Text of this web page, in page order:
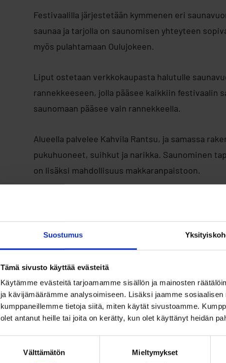
Suostumus
Tämä sivusto käyttää evästeitä
Käytämme evästeitä tarjoamamme sisällön ja mainosten
ja kävijämäärämme analysoimiseen. Lisäksi jaamme
kumppaneillemme tietoja siitä, miten käytät sivustoamme.
olet antanut heille tai joita on kerätty, kun olet käyttänyt heidän
Välttämätön Mieltymykset
Festivaalilla järjestetään kymmenen eri
saunaa ja tarjolla on saunomisen yhteyteen
myös pulahtamaan Oulujokeen.
Liput ostetaan verkkokaupasta halutulle
rannekkeeseen, jolla pääsee kaikkiin festivaalin
saunomaan pääsee vain rannekkeella.
Alueella palvelee Kahvila Rantsu, ja samassa
pukuhuoneet, suihkut ja narikka. Saunominen
on lisäksi mahdollisuus makkaranpaistoon.
Saunakulttuuria,
vihdan tuoksua
myös kirjailija ja kuvataiteilijaSanna Pelliccionin
esittelee festivaalilla perinnesaunottamista ja
Festivaalilla nähdään myös sauna-artisteja,
Kulttuuripääkaupunki Tartossa vuonna 2024